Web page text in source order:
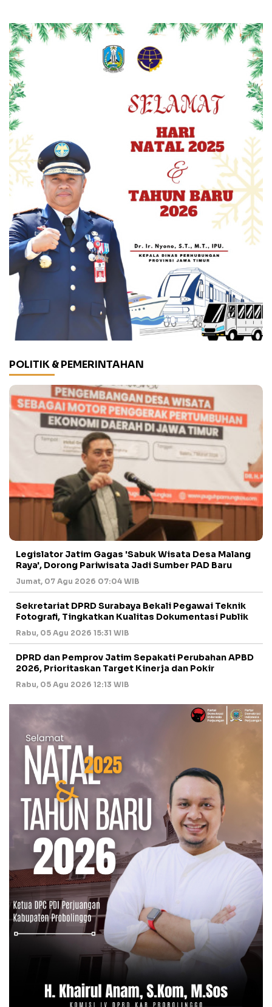
POLITIK & PEMERINTAHAN
Legislator Jatim Gagas 'Sabuk Wisata Desa Malang
Raya', Dorong Pariwisata Jadi Sumber PAD Baru
Jumat, 07 Agu 2026 07:04 WIB
Sekretariat DPRD Surabaya Bekali Pegawai Teknik
Fotografi, Tingkatkan Kualitas Dokumentasi Publik
Rabu, 05 Agu 2026 15:31 WIB
DPRD dan Pemprov Jatim Sepakati Perubahan APBD
2026, Prioritaskan Target Kinerja dan Pokir
Rabu, 05 Agu 2026 12:13 WIB